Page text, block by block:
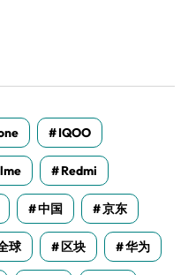
IQOO
Redmi
中国 京东
球 区块 华为